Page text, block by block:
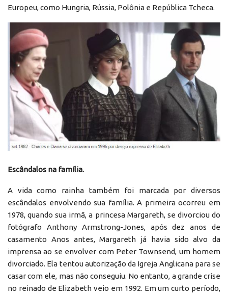
Europeu, como Hungria, Rússia, Polônia e República Tcheca.
Escândalos na família.
A vida como rainha também foi marcada por diversos
escândalos envolvendo sua família. A primeira ocorreu em
1978, quando sua irmã, a princesa Margareth, se divorciou do
fotógrafo Anthony Armstrong-Jones, após dez anos de
casamento Anos antes, Margareth já havia sido alvo da
imprensa ao se envolver com Peter Townsend, um homem
divorciado. Ela tentou autorização da Igreja Anglicana para se
casar com ele, mas não conseguiu. No entanto, a grande crise
no reinado de Elizabeth veio em 1992. Em um curto período,